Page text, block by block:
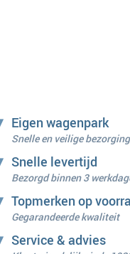
Eigen wagenpark
Snelle en veilige bezorging
Snelle levertijd
Bezorgd binnen 3
Topmerken op
Gegarandeerde kwaliteit
Service & advies